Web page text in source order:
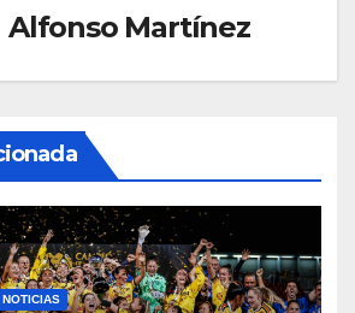
Alfonso Martínez
NOTICIAS